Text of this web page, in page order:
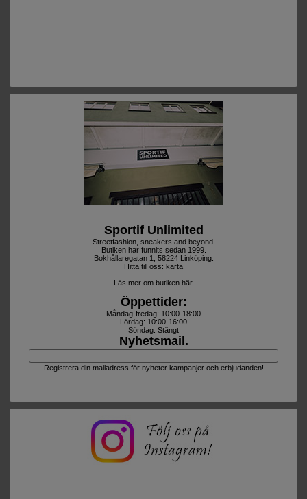
Sportif Unlimited
Streetfashion, sneakers and beyond.
Butiken har funnits sedan 1999.
Bokhållaregatan 1, 58224 Linköping.
Hitta till oss: karta
Läs mer om butiken här.
Öppettider:
Måndag-fredag: 10:00-18:00
Lördag: 10:00-16:00
Söndag: Stängt
Nyhetsmail.
Registrera din mailadress för nyheter kampanjer och erbjudanden!